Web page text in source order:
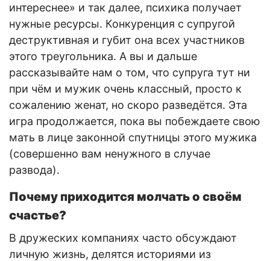
интереснее» и так далее, психика получает
нужные ресурсы. Конкуренция с супругой
деструктивная и губит она всех участников
этого треугольника. А вы и дальше
рассказывайте нам о том, что супруга тут ни
при чём и мужик очень классный, просто к
сожалению женат, но скоро разведётся. Эта
игра продолжается, пока вы побеждаете свою
мать в лице законной спутницы этого мужика
(совершенно вам ненужного в случае
развода).
Почему приходится молчать о своём
счастье?
В дружеских компаниях часто обсуждают
личную жизнь, делятся историями из